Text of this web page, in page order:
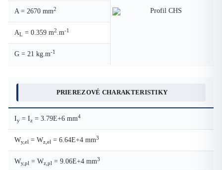
A = 2670 mm2
AL = 0.359 m2.m-1
G = 21 kg.m-1
PRIEREZOVÉ CHARAKTERISTIKY
Iy = Iz = 3.79E+6 mm4
Wy,el = Wz,el = 6.64E+4 mm3
Wy,pl = Wz,pl = 9.06E+4 mm3